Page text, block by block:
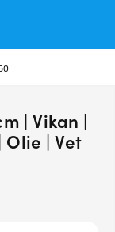
| Vikan |
| Vet